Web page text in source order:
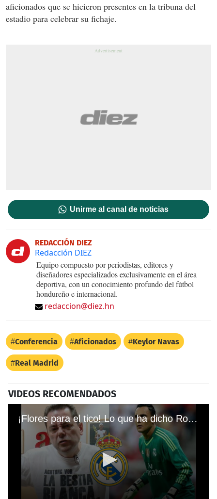
aficionados que se hicieron presentes en la tribuna del
estadio para celebrar su fichaje.
Unirme al canal de noticias
REDACCIÓN DIEZ
Redacción DIEZ
Equipo compuesto por periodistas, editores y
diseñadores especializados exclusivamente en el área
deportiva, con un conocimiento profundo del fútbol
hondureño e internacional.
redaccion@diez.hn
Conferencia Aficionados Keylor Navas
Real Madrid
VIDEOS RECOMENDADOS
¡Flores para el tico! Lo que ha dicho Roncero sobre Keylor Navas